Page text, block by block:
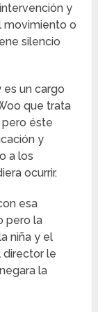
y
movimiento o
silencio
es un cargo
que trata
pero éste
y
a los
ocurrir.
esa
pero la
niña y el
director le
la